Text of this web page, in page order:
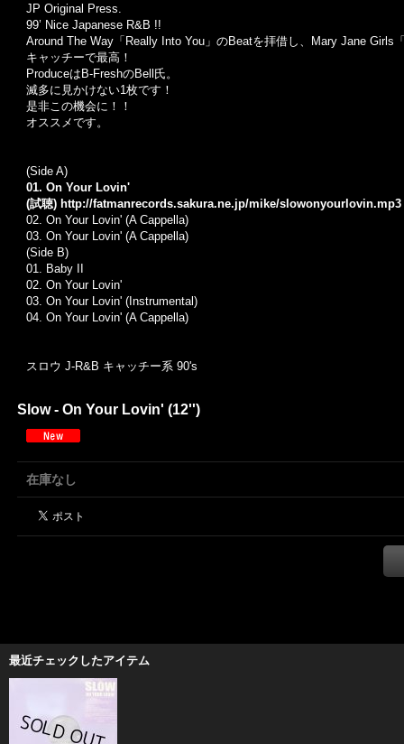
JP Original Press.
99’ Nice Japanese R&B !!
Around The Way 「Really Into You」のBeatを拝借し、Mary Jane
キャッチーで最高！
ProduceはB-FreshのBell氏。
滅多に見かけない1枚です！
是非この機会に！！
オススメです。
(Side A)
01. On Your Lovin'
(試聴) http://fatmanrecords.sakura.ne.jp/mike/slowonyourlovin.mp3
02. On Your Lovin' (A Cappella)
03. On Your Lovin' (A Cappella)
(Side B)
01. Baby II
02. On Your Lovin'
03. On Your Lovin' (Instrumental)
04. On Your Lovin' (A Cappella)
スロウ J-R&B キャッチー系 90's
Slow - On Your Lovin' (12'')
在庫なし
最近チェックしたアイテム